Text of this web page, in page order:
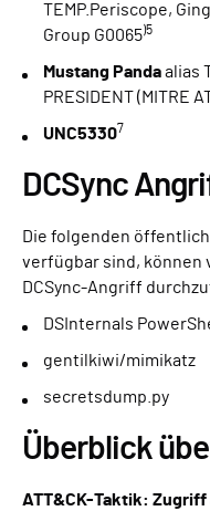
TEMP.Periscope,
Group G0065)5
Mustang Pandaalias
PRESIDENT (MITRE
UNC53307
DCSync
Die folgenden
verfügbar sind, können
DCSync-Angriff
DSInternals
gentilkiwi/mimikatz
secretsdump.py
Überblick
ATT&CK-Taktik: Zugriff